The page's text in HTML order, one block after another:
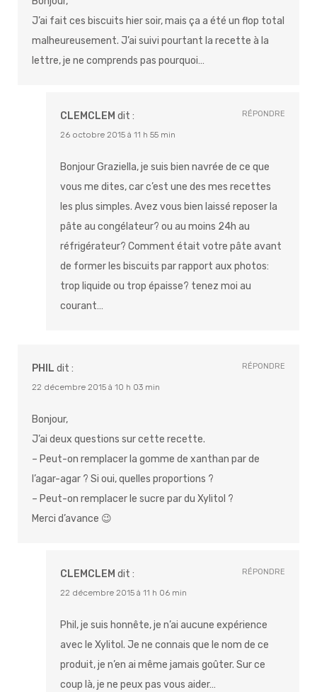
J’ai fait ces biscuits hier soir, mais ça a été un flop total
malheureusement. J’ai suivi pourtant la recette à la
lettre, je ne comprends pas pourquoi…
CLEMCLEM dit :
26 octobre 2015 à 11 h 55 min
Bonjour Graziella, je suis bien navrée de ce que
vous me dites, car c’est une des mes recettes
les plus simples. Avez vous bien laissé reposer la
pâte au congélateur? ou au moins 24h au
réfrigérateur? Comment était votre pâte avant
de former les biscuits par rapport aux photos:
trop liquide ou trop épaisse? tenez moi au
courant…
RÉPONDRE
PHIL dit :
22 décembre 2015 à 10 h 03 min
Bonjour,
J’ai deux questions sur cette recette.
– Peut-on remplacer la gomme de xanthan par de
l’agar-agar ? Si oui, quelles proportions ?
– Peut-on remplacer le sucre par du Xylitol ?
Merci d’avance 😉
RÉPONDRE
CLEMCLEM dit :
22 décembre 2015 à 11 h 06 min
Phil, je suis honnête, je n’ai aucune expérience
avec le Xylitol. Je ne connais que le nom de ce
produit, je n’en ai même jamais goûter. Sur ce
coup là, je ne peux pas vous aider…
RÉPONDRE